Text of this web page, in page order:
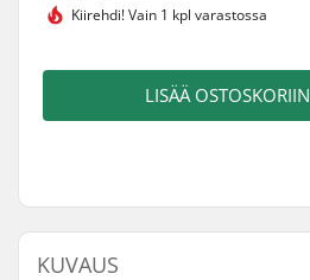
Kiirehdi!Vain 1 kpl varastossa
LISÄÄ OSTOSKORIIN
KUVAUS